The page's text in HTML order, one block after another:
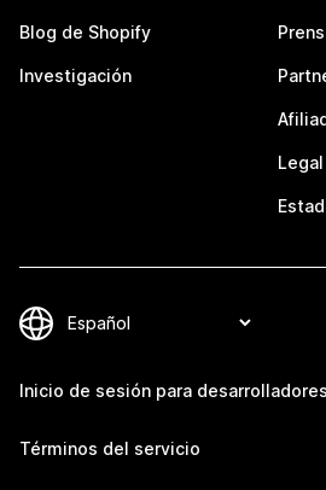
Blog de Shopify
Investigación
Legal
Inicio de sesión para desarrolladores
Términos del servicio